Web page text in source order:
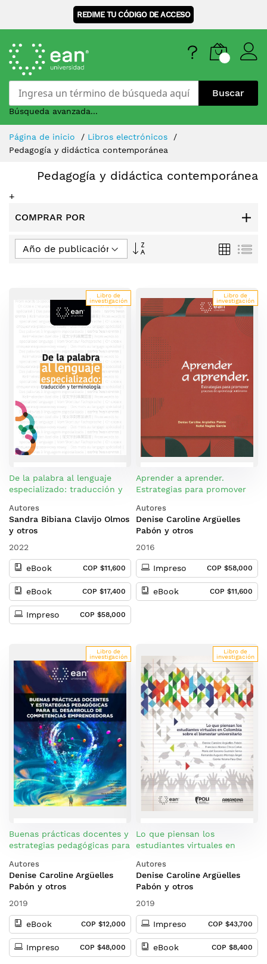
REDIME TU CÓDIGO DE ACCESO
Buscar
Búsqueda avanzada...
Skip
Content
Página de inicio
Libros electrónicos
Pedagogía y didáctica contemporánea
Pedagogía y didáctica contemporánea
+
COMPRAR POR
Dirección
Parrilla
Libro de
investigación
De la palabra al lenguaje
especializado: traducción y
Autores
Sandra Bibiana Clavijo Olmos
y otros
2022
eBook COP $11,600
eBook COP $17,400
Impreso COP $58,000
Libro de
investigación
Aprender a aprender.
Estrategias para promover
autónomo
Autores
Denise Caroline Argüelles
Pabón y otros
2016
Impreso COP $58,000
eBook COP $11,600
Libro de
investigación
Buenas prácticas docentes y
estrategias pedagógicas para
competencias
emprendedoras
Autores
Denise Caroline Argüelles
Pabón y otros
2019
eBook COP $12,000
Impreso COP $48,000
Libro de
investigación
Lo que piensan los
estudiantes virtuales en
universitario
Autores
Denise Caroline Argüelles
Pabón y otros
2019
Impreso COP $43,700
eBook COP $8,400